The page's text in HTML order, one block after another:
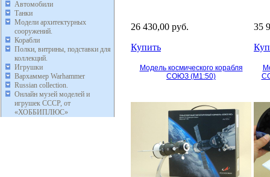
Автомобили
Танки
Модели архитектурных
сооружений.
Корабли
Полки, витрины, подставки для
коллекций.
Игрушки
Вархаммер Warhammer
Russian collection.
Онлайн музей моделей и
игрушек СССР, от
«ХОББИПЛЮС»
26 430,00 руб.
Купить
35
Модель космического корабля
СОЮЗ (М1:50)